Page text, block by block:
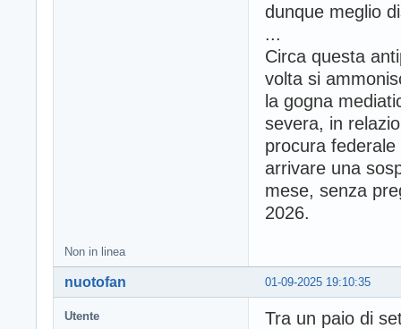
dunque meglio
...
Circa questa
volta si
la gogna
severa, in
procura
arrivare una
mese, senza
2026.
Non in linea
01-09-2025 19:10:35
nuotofan
Utente
Tra un paio di